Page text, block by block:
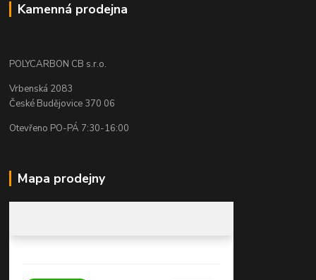
Kamenná prodejna
POLYCARBON CB s.r.o.
Vrbenská 2083
České Budějovice 370 06
Otevřeno PO-PÁ 7:30-16:00
Mapa prodejny